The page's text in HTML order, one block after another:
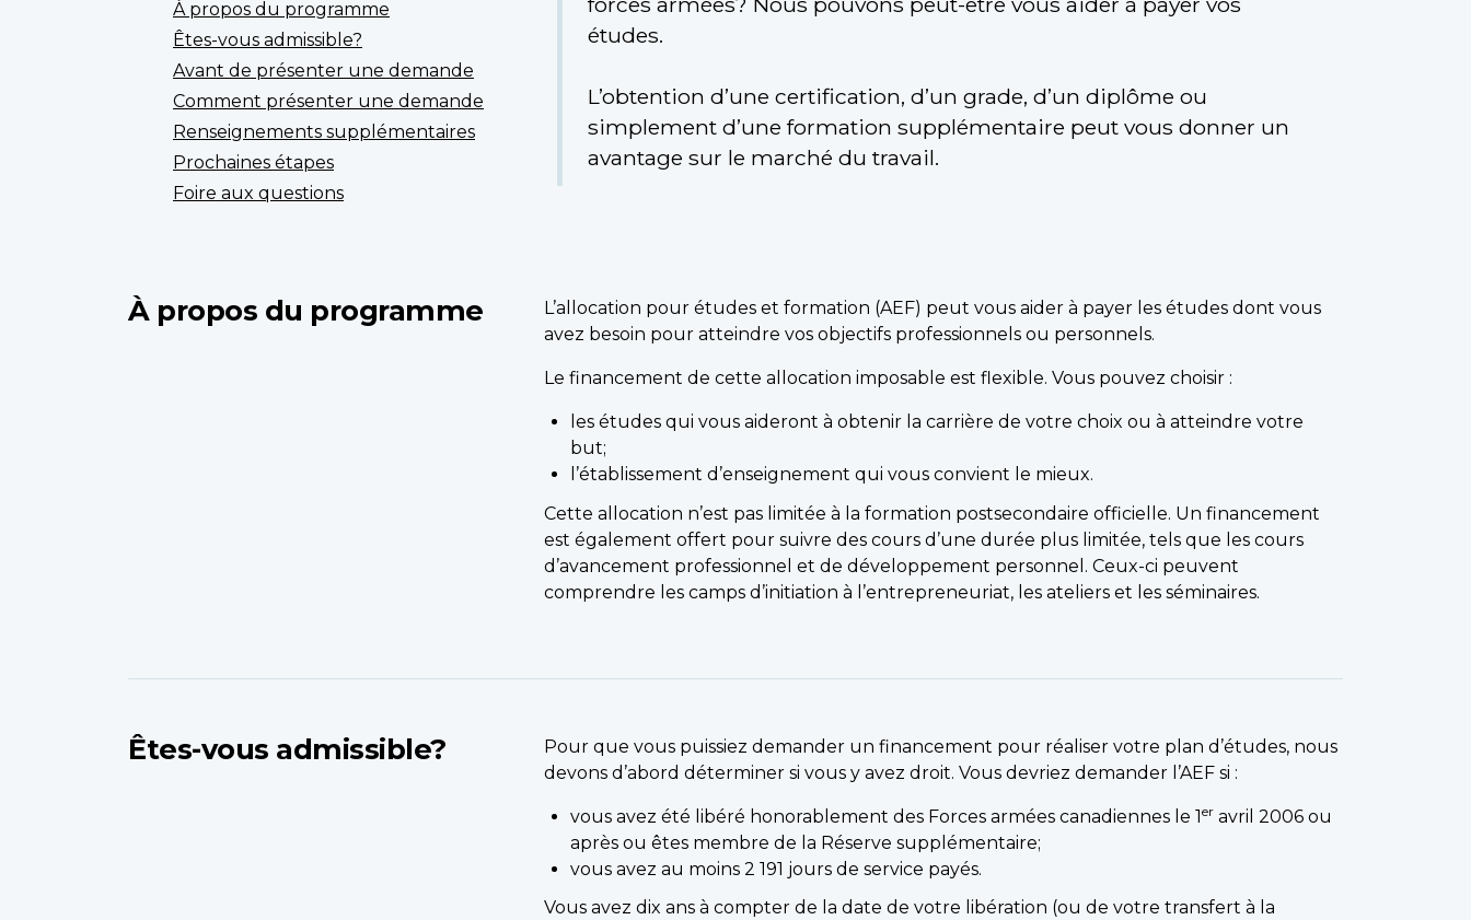
À propos du programme
Êtes-vous admissible?
Avant de présenter une demande
Comment présenter une demande
Renseignements supplémentaires
Prochaines étapes
Foire aux questions
études.
L’obtention d’une certification, d’un grade, d’un diplôme ou
simplement d’une formation supplémentaire peut vous donner un
avantage sur le marché du travail.
À propos du programme
L’allocation pour études et formation (AEF) peut vous aider à payer les études dont vous
avez besoin pour atteindre vos objectifs professionnels ou personnels.
Le financement de cette allocation imposable est flexible. Vous pouvez choisir :
les études qui vous aideront à obtenir la carrière de votre choix ou à atteindre votre
but;
l’établissement d’enseignement qui vous convient le mieux.
Cette allocation n’est pas limitée à la formation postsecondaire officielle. Un financement
est également offert pour suivre des cours d’une durée plus limitée, tels que les cours
d’avancement professionnel et de développement personnel. Ceux-ci peuvent
comprendre les camps d’initiation à l’entrepreneuriat, les ateliers et les séminaires.
Êtes-vous admissible?
Pour que vous puissiez demander un financement pour réaliser votre plan d’études, nous
devons d’abord déterminer si vous y avez droit. Vous devriez demander l’AEF si :
vous avez été libéré honorablement des Forces armées canadiennes le 1er avril 2006 ou
après ou êtes membre de la Réserve supplémentaire;
vous avez au moins 2 191 jours de service payés.
Vous avez dix ans à compter de la date de votre libération (ou de votre transfert à la